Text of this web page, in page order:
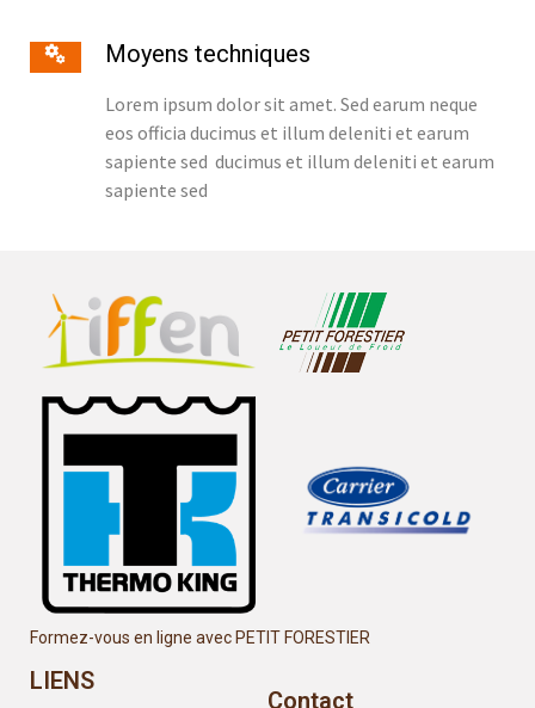
Moyens techniques
Lorem ipsum dolor sit amet. Sed earum neque
eos officia ducimus et illum deleniti et earum
sapiente sed ducimus et illum deleniti et earum
sapiente sed
Formez-vous en ligne avec PETIT FORESTIER
LIENS
Contact